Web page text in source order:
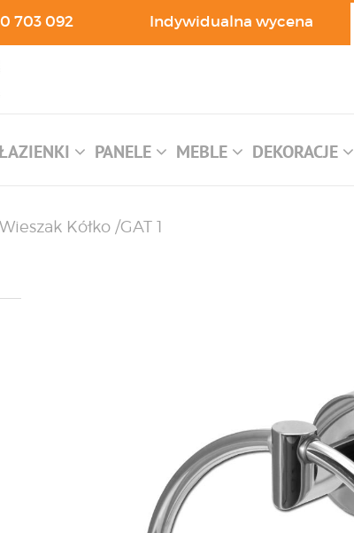
703 092 Indywidualna wycena
PANELE MEBLE DEKORACJE
Kółko /GAT 1